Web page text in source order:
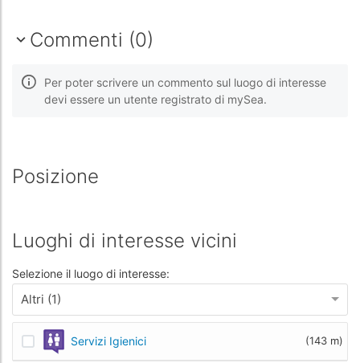
Commenti (0)
Per poter scrivere un commento sul luogo di interesse
devi essere un utente registrato di mySea.
Posizione
Luoghi di interesse vicini
Selezione il luogo di interesse:
Altri (1)
Servizi Igienici (143 m)